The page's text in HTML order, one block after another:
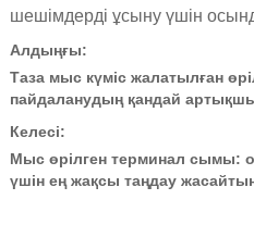
шешімдерді ұсыну үшін
Алдыңғы:
Таза мыс күміс жалатылған
пайдаланудың қандай
Келесі:
Мыс өрілген терминал сымы:
үшін ең жақсы таңдау